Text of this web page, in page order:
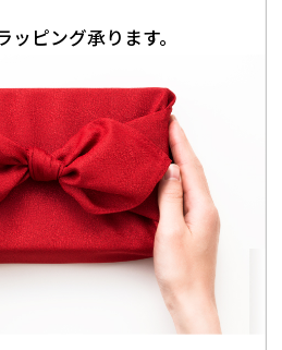
ッピング承ります。